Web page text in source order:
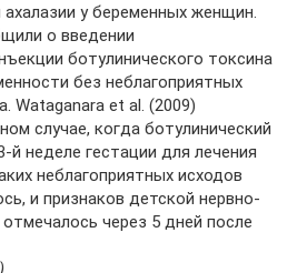
у беременных женщин.
о введении
ботулинического токсина
без неблагоприятных
Wataganara et al. (2009)
случае, когда ботулинический
й неделе гестации для лечения
неблагоприятных исходов
и признаков детской нервно-
через 5 дней после